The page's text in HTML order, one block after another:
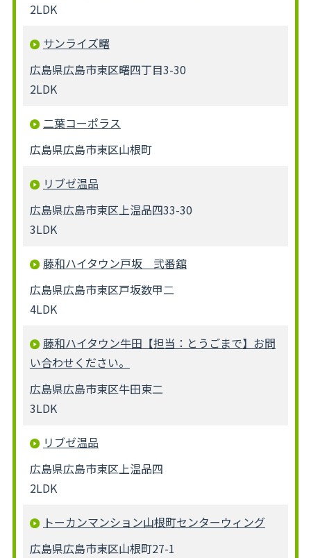
2LDK
サンライズ曙
広島県広島市東区曙四丁目3-30
2LDK
二葉コーポラス
広島県広島市東区山根町
リブゼ温品
広島県広島市東区上温品四33-30
3LDK
藤和ハイタウン戸坂 弐番舘
広島県広島市東区戸坂数甲二
4LDK
藤和ハイタウン牛田【担当：とうごまで】お問
い合わせください。
広島県広島市東区牛田東二
3LDK
リブゼ温品
広島県広島市東区上温品四
2LDK
トーカンマンション山根町センターウィング
広島県広島市東区山根町27-1